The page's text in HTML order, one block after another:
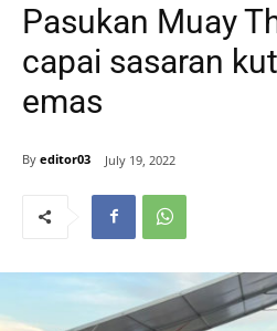
Pasukan Muay
capai sasaran
emas
By editor03 July 19, 2022